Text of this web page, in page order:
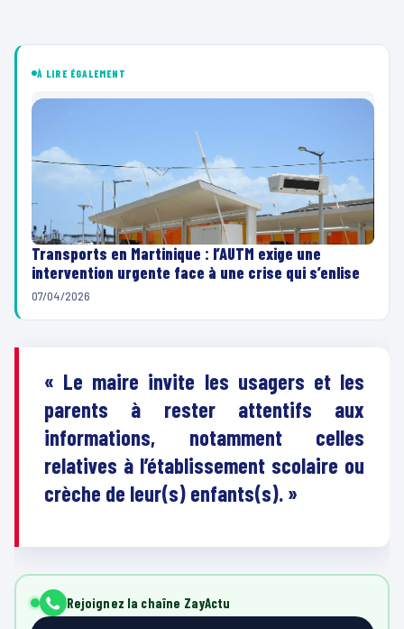
À LIRE ÉGALEMENT
Transports en Martinique : l’AUTM exige une
intervention urgente face à une crise qui s’enlise
07/04/2026
« Le maire invite les usagers et les
parents à rester attentifs aux
informations, notamment celles
relatives à l’établissement scolaire ou
crèche de leur(s) enfants(s). »
Rejoignez la chaîne ZayActu